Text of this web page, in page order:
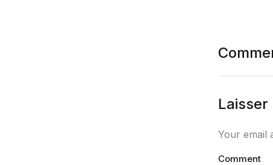
Your email
Comment